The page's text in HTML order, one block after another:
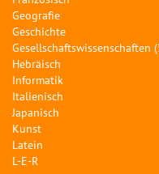
Geografie
Geschichte
Gesellschaftswissenschaften
Hebräisch
Informatik
Italienisch
Japanisch
Kunst
Latein
L-E-R